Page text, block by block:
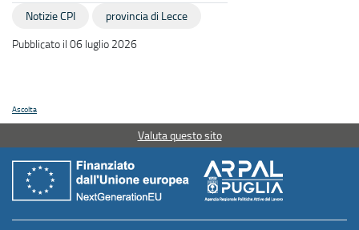
Notizie CPI
provincia di Lecce
Pubblicato il 06 luglio 2026
Ascolta
Valuta questo sito